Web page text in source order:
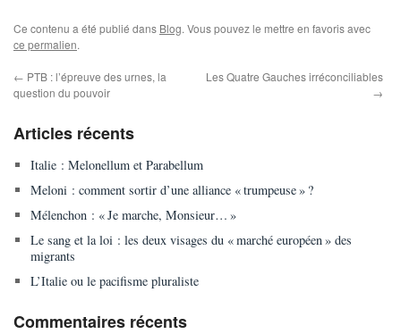
Ce contenu a été publié dans Blog. Vous pouvez le mettre en favoris avec
ce permalien.
← PTB : l’épreuve des urnes, la
question du pouvoir
Les Quatre Gauches irréconciliables
→
Articles récents
Italie : Melonellum et Parabellum
Meloni : comment sortir d’une alliance « trumpeuse » ?
Mélenchon : « Je marche, Monsieur… »
Le sang et la loi : les deux visages du « marché européen » des
migrants
L’Italie ou le pacifisme pluraliste
Commentaires récents